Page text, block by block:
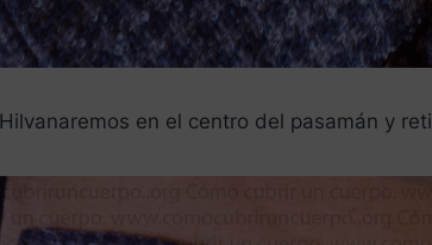
Hilvanaremos en el centro del pasamán y